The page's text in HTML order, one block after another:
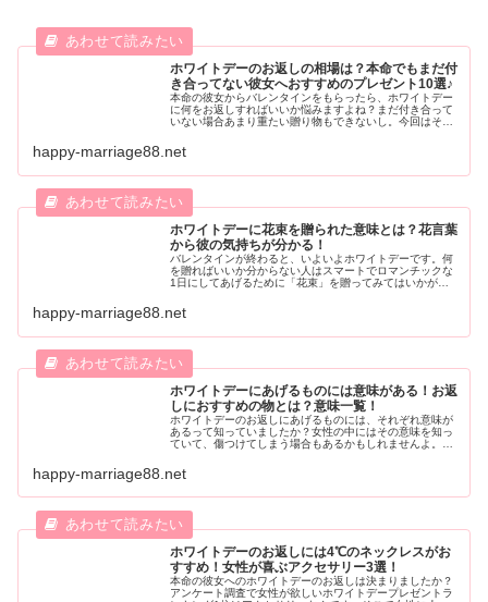
ホワイトデーのお返しの相場は？本命でもまだ付
き合ってない彼女へおすすめのプレゼント10選♪
本命の彼女からバレンタインをもらったら、ホワイトデー
に何をお返しすればいいか悩みますよね？まだ付き合って
いない場合あまり重たい贈り物もできないし。今回はそう
ゼントまで大まかな年齢別にご紹介していきたいと思いま
す。ぜひ、プレゼント購入の参考にしてみてくださいね。
happy-marriage88.net
ホワイトデーに花束を贈られた意味とは？花言葉
から彼の気持ちが分かる！
バレンタインが終わると、いよいよホワイトデーです。何
を贈ればいいか分からない人はスマートでロマンチックな
1日にしてあげるために「花束」を贈ってみてはいかがで
が変わってくるので、詳しくご紹介していきます。
happy-marriage88.net
ホワイトデーにあげるものには意味がある！お返
しにおすすめの物とは？意味一覧！
ホワイトデーのお返しにあげるものには、それぞれ意味が
あるって知っていましたか？女性の中にはその意味を知っ
ていて、傷つけてしまう場合もあるかもしれませんよ。そ
味とお返しには何が喜ばれるのかについてご紹介します
ね。
happy-marriage88.net
ホワイトデーのお返しには4℃のネックレスがお
すすめ！女性が喜ぶアクセサリー3選！
本命の彼女へのホワイトデーのお返しは決まりましたか？
アンケート調査で女性が欲しいホワイトデープレゼントラ